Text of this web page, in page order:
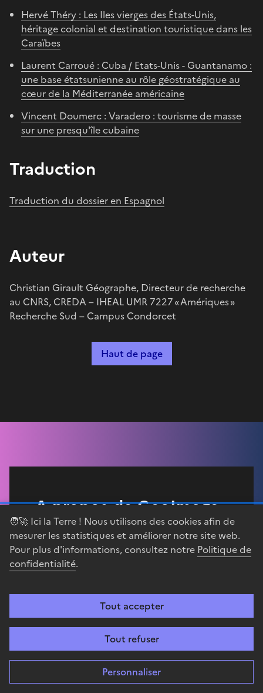
🧑‍🚀 Ici la Terre ! Nous utilisons des cookies afin de
mesurer les statistiques et améliorer notre site web.
Pour plus d'informations, consultez notre Politique de
confidentialité.
Tout accepter
Tout refuser
Personnaliser
Hervé Théry : Les Iles vierges des États-Unis,
héritage colonial et destination touristique dans les
Caraïbes
Laurent Carroué : Cuba / Etats-Unis - Guantanamo :
une base étatsunienne au rôle géostratégique au
cœur de la Méditerranée américaine
Vincent Doumerc : Varadero : tourisme de masse
sur une presqu'île cubaine
Traduction
Traduction du dossier en Espagnol
Auteur
Christian Girault Géographe, Directeur de recherche
au CNRS, CREDA – IHEAL UMR 7227 « Amériques »
Recherche Sud – Campus Condorcet
Haut de page
A propos de GeoImage
Les images satellitaires constituent un
outil incontournable dans de nombreux
éducatif et de promouvoir l'analyse de
l'image spatiale, le CNES a développé
GeoImage, en partenariat avec le
Ministère de l'Education nationale, de
l'Enseignement supérieur et de la